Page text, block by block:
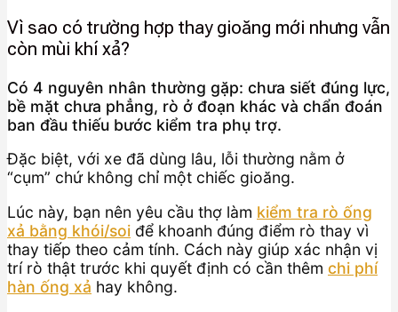
Vì sao có trường hợp thay gioăng mới nhưng vẫn
còn mùi khí xả?
Có 4 nguyên nhân thường gặp: chưa siết đúng lực,
bề mặt chưa phẳng, rò ở đoạn khác và chẩn đoán
ban đầu thiếu bước kiểm tra phụ trợ.
Đặc biệt, với xe đã dùng lâu, lỗi thường nằm ở
“cụm” chứ không chỉ một chiếc gioăng.
Lúc này, bạn nên yêu cầu thợ làm kiểm tra rò ống
xả bằng khói/soi để khoanh đúng điểm rò thay vì
thay tiếp theo cảm tính. Cách này giúp xác nhận vị
trí rò thật trước khi quyết định có cần thêm chi phí
hàn ống xả hay không.